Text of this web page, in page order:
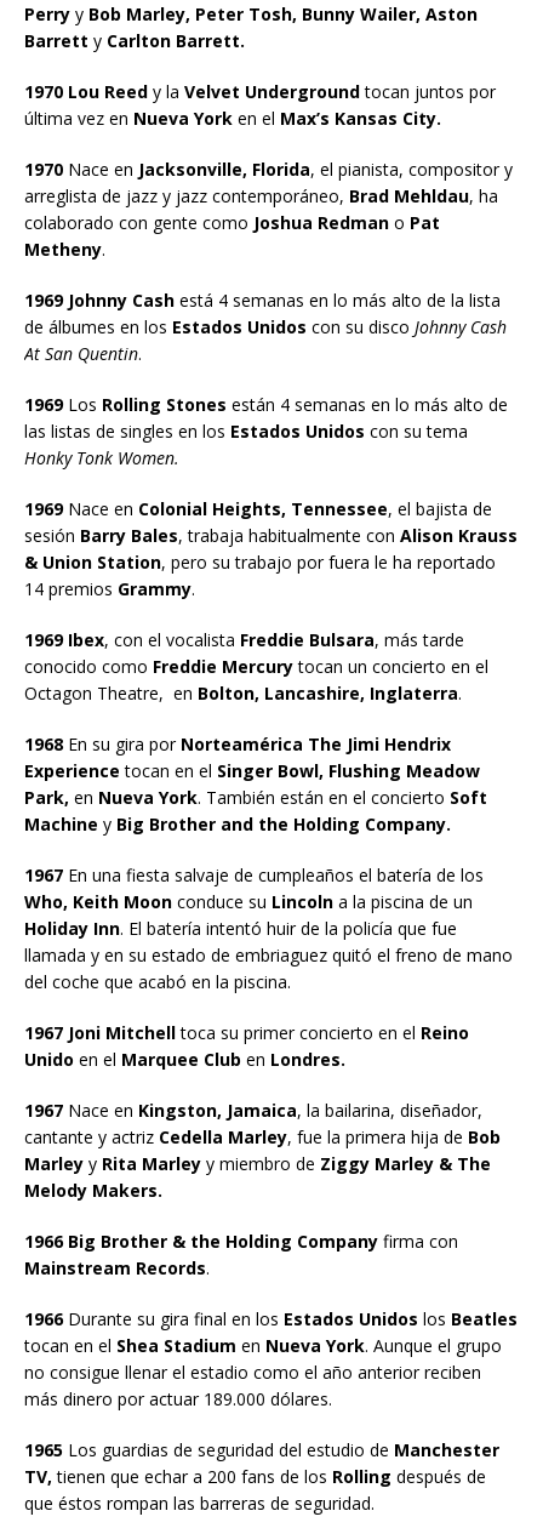
Perry y Bob Marley, Peter Tosh, Bunny Wailer, Aston
Barrett y Carlton Barrett.
1970 Lou Reed y la Velvet Undergroundtocan juntos por
última vez en Nueva York en el Max’s Kansas City.
1970 Nace en Jacksonville, Florida, el pianista, compositor y
arreglista de jazz y jazz contemporáneo, Brad Mehldau, ha
colaborado con gente como Joshua Redman o Pat
Metheny.
1969 Johnny Cash está 4 semanas en lo más alto de la lista
de álbumes en los Estados Unidos con su disco Johnny Cash
At San Quentin.
1969Los Rolling Stones están 4 semanas en lo más alto de
las listas de singles en los Estados Unidos con su tema
Honky Tonk Women.
1969Nace en Colonial Heights, Tennessee, el bajista de
sesión Barry Bales, trabaja habitualmente con Alison Krauss
& Union Station, pero su trabajo por fuera le ha reportado
14 premios Grammy.
1969 Ibex, con el vocalista Freddie Bulsara, más tarde
conocido como Freddie Mercurytocan un concierto en el
Octagon Theatre, en Bolton, Lancashire, Inglaterra.
1968 En su gira por Norteamérica The Jimi Hendrix
Experience tocan en el Singer Bowl, Flushing Meadow
Park, en Nueva York. También están en el concierto Soft
Machine y Big Brother and the Holding Company.
1967 En una fiesta salvaje de cumpleaños el batería de los
Who, Keith Moon conduce su Lincoln a la piscina de un
Holiday Inn. El batería intentó huir de la policía que fue
llamada y en su estado de embriaguez quitó el freno de mano
del coche que acabó en la piscina.
1967 Joni Mitchelltoca su primer concierto en el Reino
Unido en el Marquee Club en Londres.
1967 Nace en Kingston, Jamaica, la bailarina, diseñador,
cantante y actriz Cedella Marley, fue la primera hija de Bob
Marley y Rita Marley y miembro de Ziggy Marley & The
Melody Makers.
1966 Big Brother & the Holding Company firma con
Mainstream Records.
1966Durante su gira final en los Estados Unidos los Beatles
tocan en el Shea Stadium en Nueva York. Aunque el grupo
no consigue llenar el estadio como el año anterior reciben
más dinero por actuar 189.000 dólares.
1965 Los guardias de seguridad del estudio de Manchester
TV, tienen que echar a 200 fans de los Rolling después de
que éstos rompan las barreras de seguridad.